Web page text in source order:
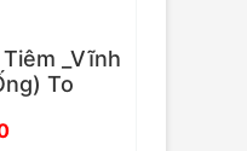
_Vĩnh
To